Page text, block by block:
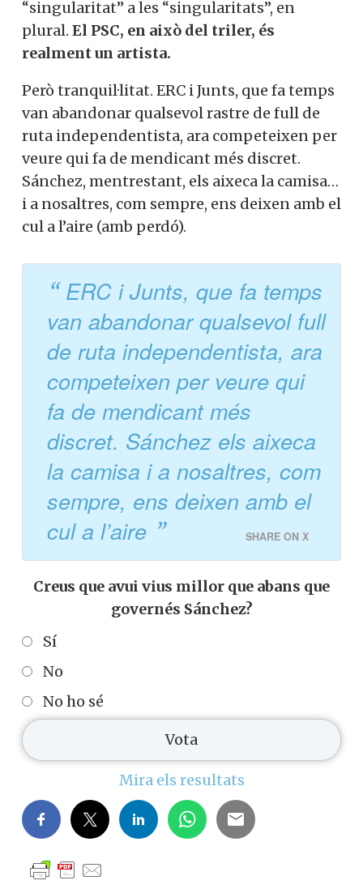
ni és nova ni representa el compliment
del pacte amb ERC o amb Junts.En
realitat és una obligació constitucional:
l’estat ha de finançar les competències de
les autonomies. Ni tan sols resol els
problemes estructurals de fons. Hem
passat de la “singularitat” a les
“singularitats”, en plural.
El PSC, en això
del triler, és realment un artista.
Però tranquil·litat. ERC i Junts, que fa
competeixen per veure qui fa de
mendicant més discret. Sánchez,
mentrestant, els aixeca la camisa… i a
nosaltres, com sempre, ens deixen amb el
cul a l’aire (amb perdó).
ERC i Junts, que fa
temps van abandonar
qualsevol full de ruta
independentista, ara
competeixen per veure qui
fa de mendicant més
discret. Sánchez els aixeca
la camisa i a nosaltres,
com sempre, ens deixen
amb el cul a l’aire
SHARE ON X
Creus que avui vius millor que abans que
governés Sánchez?
Sí
No, però vull rebre el butlletí